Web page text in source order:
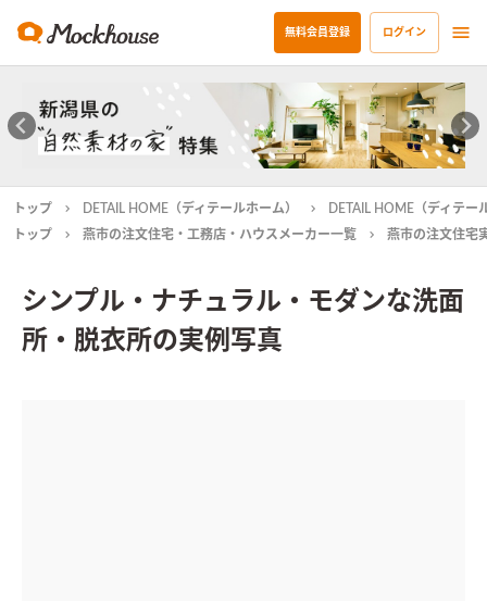
無料会員登録 ログイン
トップ DETAIL HOME（ディテールホーム）
DETAIL HOME（ディテ
トップ
燕市の注文住宅・工務店・ハウスメーカー一覧 燕市の注文住宅
シンプル・ナチュラル・モダンな洗面
所・脱衣所の実例写真